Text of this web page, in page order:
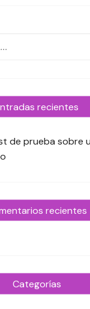
recientes
de prueba sobre
recientes
Categorías